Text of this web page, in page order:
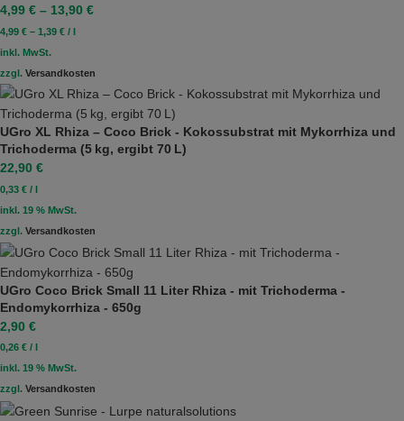
4,99 € – 13,90 €
4,99 € – 1,39 € / l
inkl. MwSt.
zzgl. Versandkosten
UGro XL Rhiza – Coco Brick - Kokossubstrat mit Mykorrhiza und
Trichoderma (5 kg, ergibt 70 L)
22,90 €
0,33 € / l
inkl. 19 % MwSt.
zzgl. Versandkosten
UGro Coco Brick Small 11 Liter Rhiza - mit Trichoderma -
Endomykorrhiza - 650g
2,90 €
0,26 € /
inkl. 19 % MwSt.
zzgl. Versandkosten